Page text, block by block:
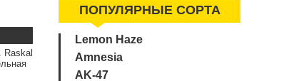
Raskal
ПОПУЛЯРНЫЕ СОРТА
Lemon Haze
Amnesia
AK-47